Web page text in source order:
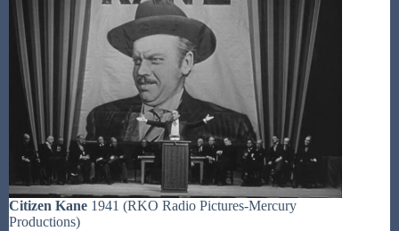
Citizen Kane 1941 (RKO Radio Pictures-Mercury
Productions)